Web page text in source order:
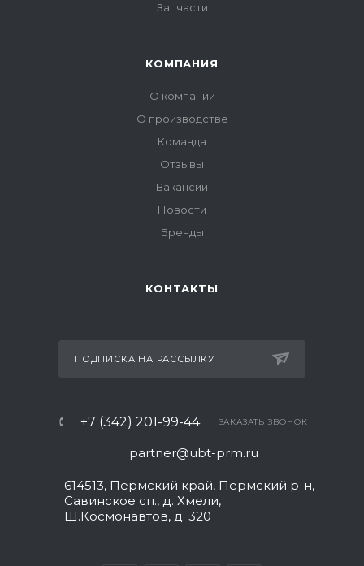
Запчасти
КОМПАНИЯ
О компании
О производстве
Команда
Отзывы
Вакансии
Новости
Бренды
КОНТАКТЫ
ПОДПИСКА НА РАССЫЛКУ
+7 (342) 201-99-44 ЗАКАЗАТЬ ЗВОНОК
partner@ubt-prm.ru
614513, Пермский край, Пермский р-н,
Савинское сп., д. Хмели,
Ш.Космонавтов, д. 320